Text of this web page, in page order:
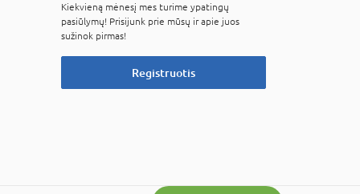
Kiekvieną mėnesį mes turime ypatingų
pasiūlymų! Prisijunk prie mūsų ir apie juos
sužinok pirmas!
Registruotis